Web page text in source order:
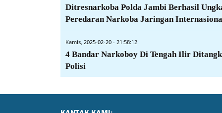
Ditresnarkoba Polda Jambi Berhasil
Peredaran Narkoba Jaringan
Kamis, 2025-02-20 - 21:58:12
4 Bandar Narkoboy Di Tengah Ilir
Polisi